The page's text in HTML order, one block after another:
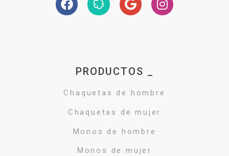
PRODUCTOS _
Chaquetas de hombre
Chaquetas de mujer
Monos de hombre
Monos de mujer